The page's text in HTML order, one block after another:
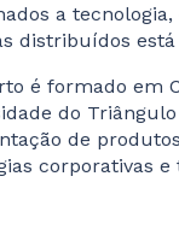
a
distribuídos
é formado em
do
de
corporativas